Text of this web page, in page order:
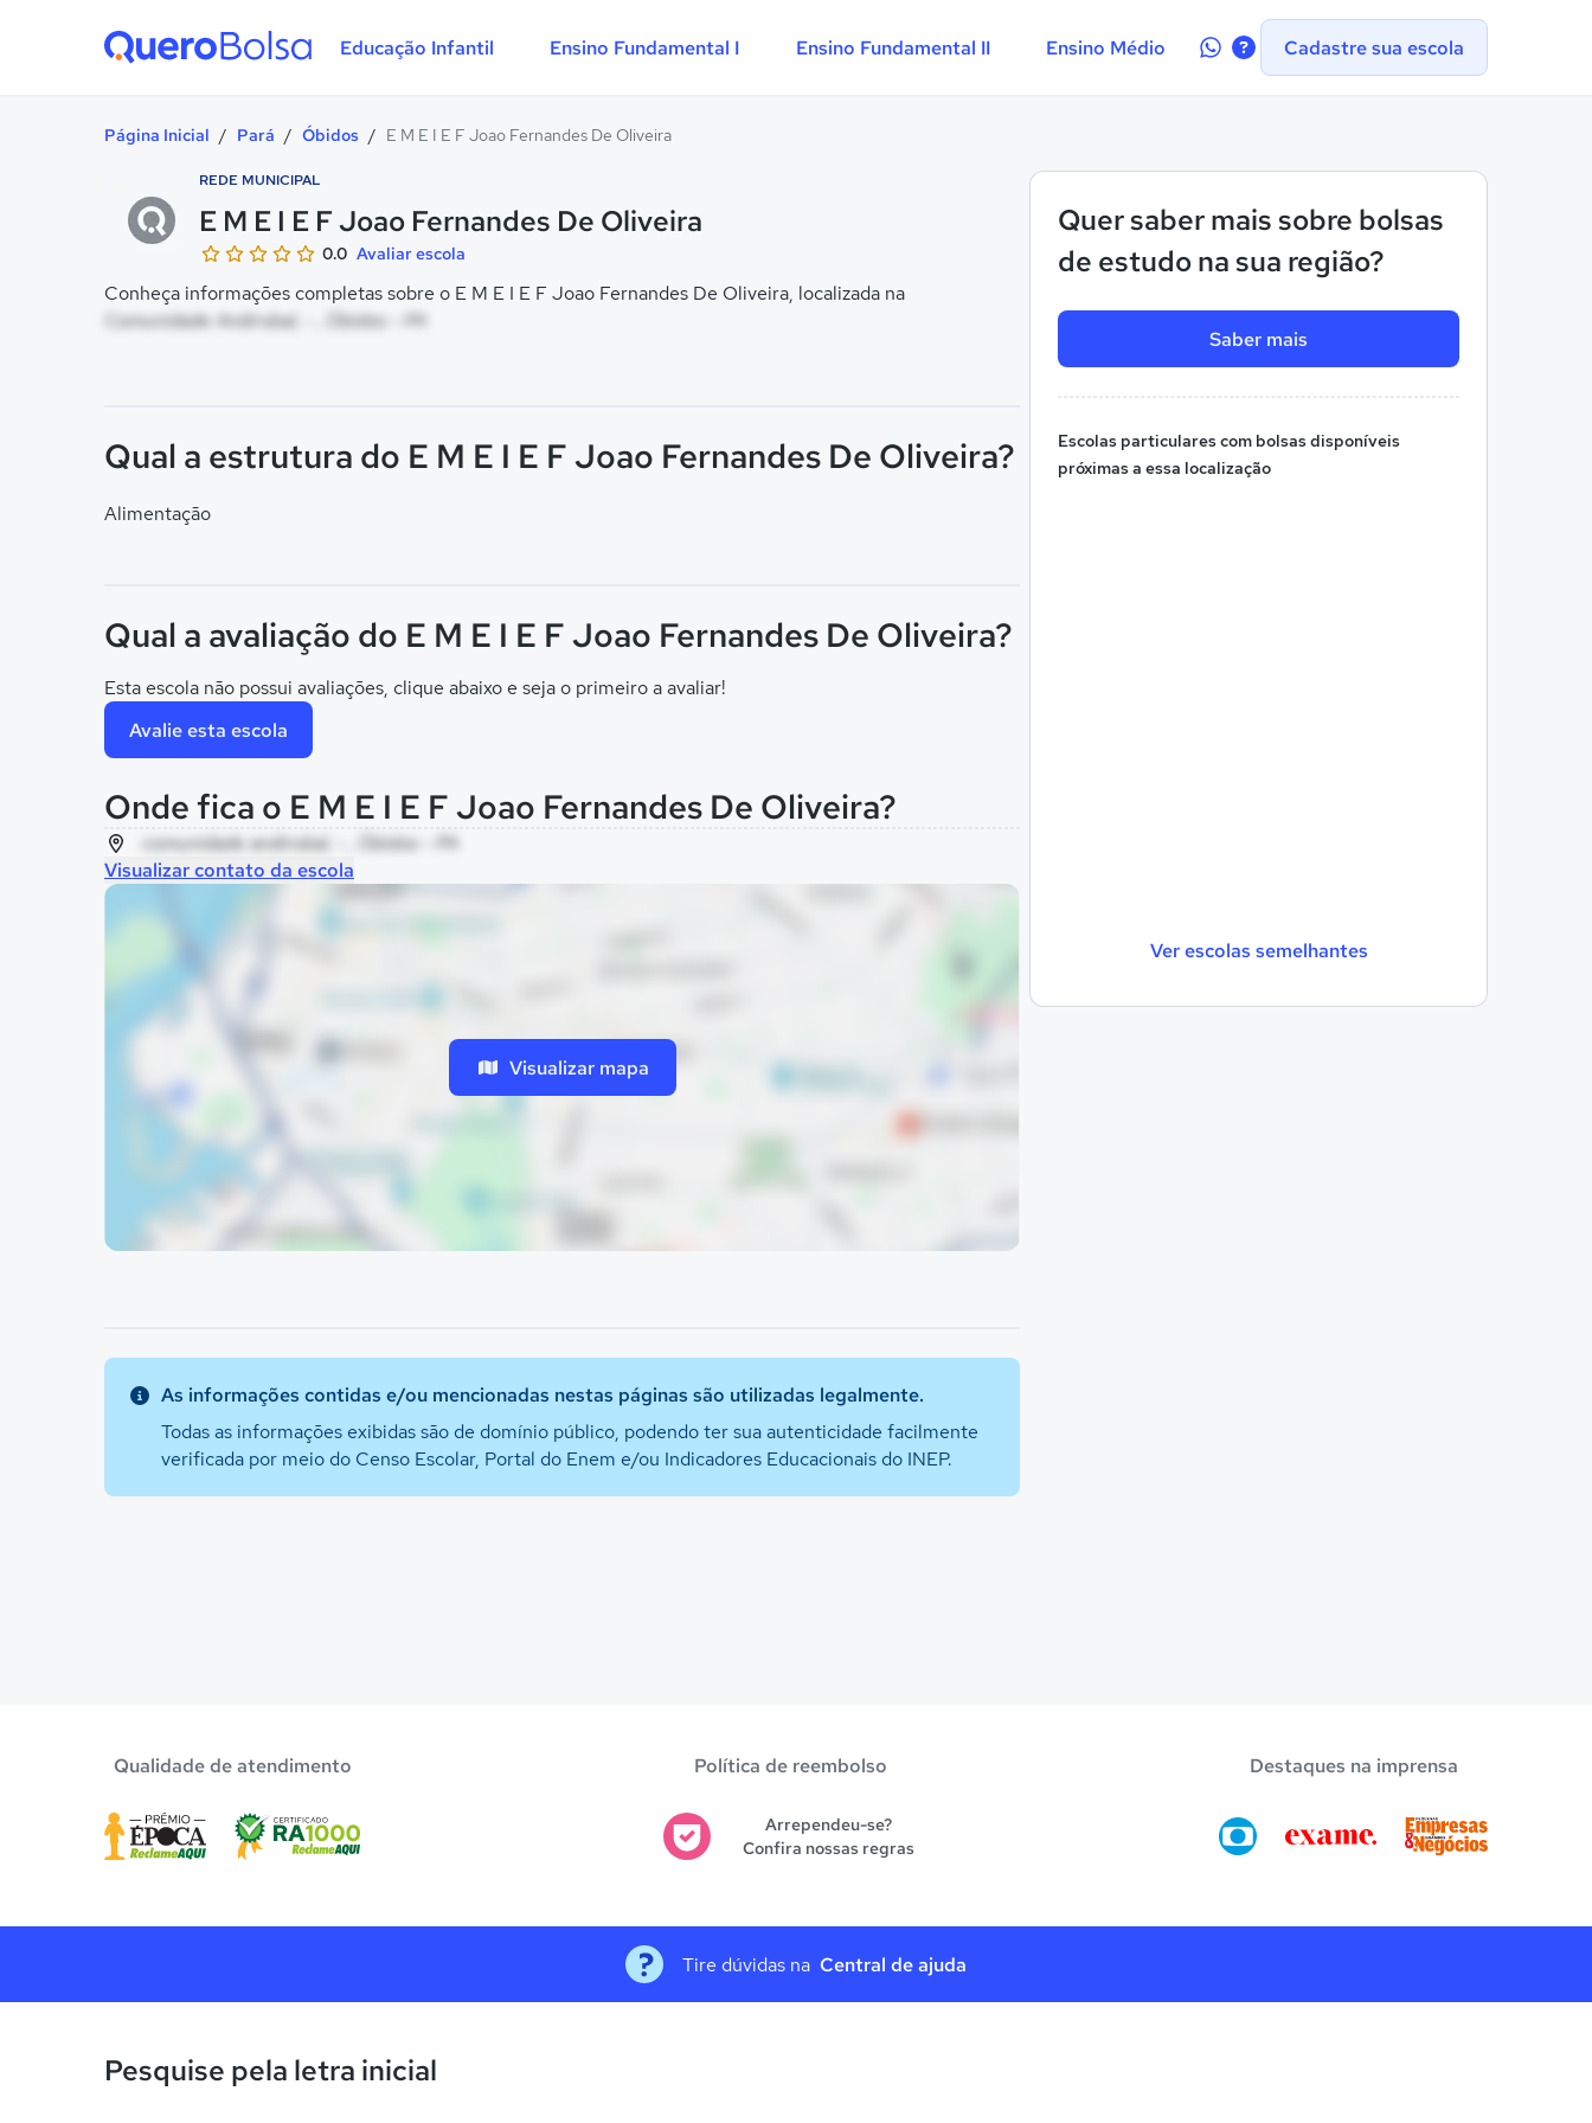
Educação Infantil Ensino Fundamental I Ensino Fundamental II Ensino Médio
Contate-Cadastre sua escola
Página Inicial / Pará / Óbidos / E M E I E F Joao Fernandes De Oliveira
REDE MUNICIPAL
E M E I E F Joao Fernandes De Oliveira
0.0 Avaliar escola
Conheça informações completas sobre o E M E I E F Joao Fernandes De Oliveira, localizada na
Comunidade Andirobal, - , Óbidos - PA
Quer saber mais sobre bolsas
de estudo na sua região?
Saber mais
Escolas particulares com bolsas disponíveis
próximas a essa localização
Ver escolas semelhantes
Qual a estrutura do E M E I E F Joao Fernandes De Oliveira?
Alimentação
Qual a avaliação do E M E I E F Joao Fernandes De Oliveira?
Esta escola não possui avaliações, clique abaixo e seja o primeiro a avaliar!
Avalie esta escola
Onde fica o E M E I E F Joao Fernandes De Oliveira?
comunidade andirobal, - , Óbidos - PA
Visualizar contato da escola
Visualizar mapa
As informações contidas e/ou mencionadas nestas páginas são utilizadas legalmente.
Todas as informações exibidas são de domínio público, podendo ter sua autenticidade facilmente
verificada por meio do Censo Escolar, Portal do Enem e/ou Indicadores Educacionais do INEP.
Qualidade de atendimento Política de reembolso
Arrependeu-se?
Confira nossas regras
Destaques na imprensa
Tire dúvidas na Central de ajuda
Pesquise pela letra inicial